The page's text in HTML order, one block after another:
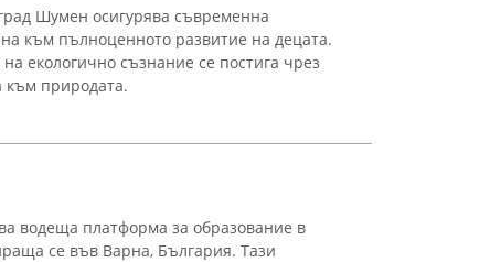
Шумен осигурява съвременна
към пълноценното развитие на децата.
екологично съзнание се постига чрез
към природата.
водеща платформа за образование в
се във Варна, България. Тази